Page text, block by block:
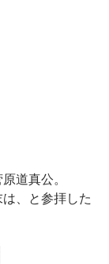
道真公。
、と参拝した